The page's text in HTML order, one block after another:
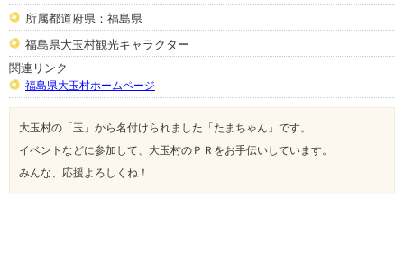
所属都道府県：福島県
福島県大玉村観光キャラクター
関連リンク
福島県大玉村ホームページ
大玉村の「玉」から名付けられました「たまちゃん」です。
イベントなどに参加して、大玉村のＰＲをお手伝いしています。
みんな、応援よろしくね！